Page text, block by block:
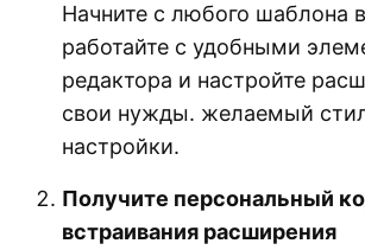
Начните с любого шаблона
работайте с удобными
редактора и настройте
свои нужды. желаемый
настройки.
Получите персональный
встраивания расширения